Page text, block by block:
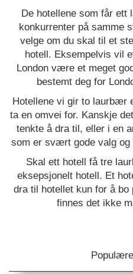
De hotellene som får ett
konkurrenter på samme
velge om du skal til et
hotell. Eksempelvis vil
London være et meget
bestemt deg for
Hotellene vi gir to laurbær
ta en omvei for. Kanskje
tenkte å dra til, eller i en
som er svært gode valg
Skal ett hotell få tre
eksepsjonelt hotell. Et
dra til hotellet kun for å
finnes det ikke